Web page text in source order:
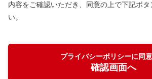
内容をご確認いただき、同意の上で下記ボタ
い。
プライバシーポリシーに同
確認画面へ